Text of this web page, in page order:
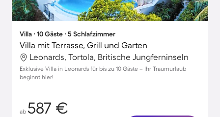
Villa ∙ 10 Gäste ∙ 5 Schlafzimmer
Villa mit Terrasse, Grill und Garten
Leonards, Tortola, Britische Jungferninseln
Exklusive Villa in Leonards für bis zu 10 Gäste – Ihr Traumurlaub
beginnt hier!
ab 587 €